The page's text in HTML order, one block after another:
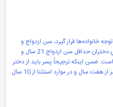
خانواده‌ها قرار گيرد، سن ازدواج و
تفاوت سن افراد است که در اين زمينه براي دختران حداقل سن ازدواج 21 سال و
شده است. ضمن اينکه ترجيحاً پسر بايد از دختر
بزرگ‌تر باشد و نيز اختلاف سني دختر و پسر از هفت سال و در موارد استثنا از 10 سال